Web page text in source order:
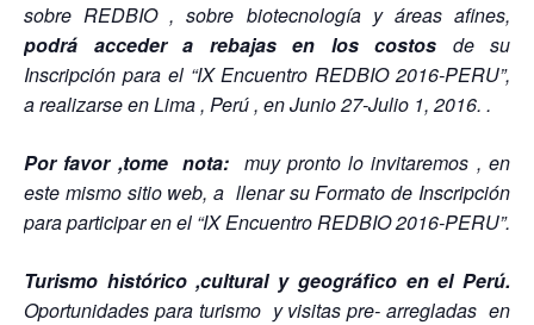
sobre REDBIO , sobre biotecnología y áreas afines,
podrá acceder a rebajas en los costos de su
Inscripción para el “IX Encuentro REDBIO 2016-PERU”,
a realizarse en Lima , Perú , en Junio 27-Julio 1, 2016. .
Por favor ,tome nota: muy pronto lo invitaremos , en
este mismo sitio web, a llenar su Formato de Inscripción
para participar en el “IX Encuentro REDBIO 2016-PERU”.
Turismo histórico ,cultural y geográfico en el Perú.
Oportunidades para turismo y visitas pre- arregladas en